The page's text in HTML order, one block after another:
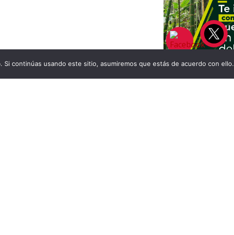
continúas usando este sitio, asumiremos que estás de acuerdo con ello.